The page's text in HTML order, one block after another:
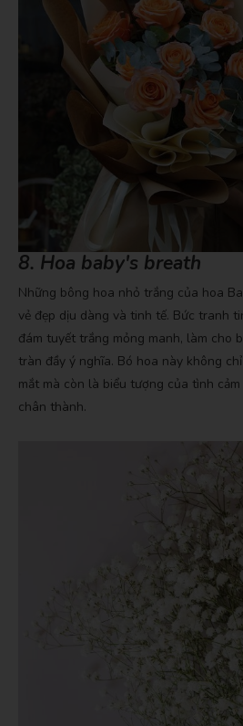
8. Hoa baby's breath
Những bông hoa nhỏ trắng của hoa
vẻ đẹp dịu dàng và tinh tế. Bức tranh
đám tuyết trắng mỏng manh, làm cho
tràn đầy ý nghĩa. Bó hoa này không
mắt mà còn là biểu tượng của tình
chân thành.